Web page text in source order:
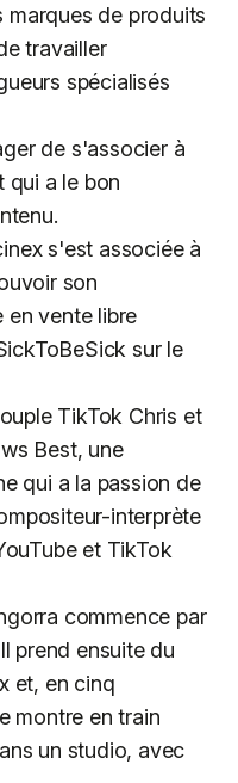
marques de produits
travailler
spécialisés
de s'associer à
qui a le bon
s'est associée à
son
en vente libre
sur le
TikTok Chris et
Best, une
qui a la passion de
interprète
et TikTok
commence par
prend ensuite du
et, en cinq
montre en train
un studio, avec